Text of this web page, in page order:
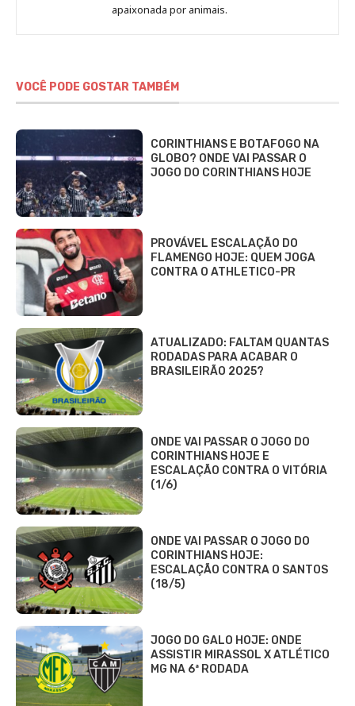
Fabbri
apaixonada por animais.
VOCÊ PODE GOSTAR TAMBÉM
CORINTHIANS E BOTAFOGO NA
GLOBO? ONDE VAI PASSAR O
JOGO DO CORINTHIANS HOJE
PROVÁVEL ESCALAÇÃO DO
FLAMENGO HOJE: QUEM JOGA
CONTRA O ATHLETICO-PR
ATUALIZADO: FALTAM QUANTAS
RODADAS PARA ACABAR O
BRASILEIRÃO 2025?
ONDE VAI PASSAR O JOGO DO
CORINTHIANS HOJE E
ESCALAÇÃO CONTRA O VITÓRIA
(1/6)
ONDE VAI PASSAR O JOGO DO
CORINTHIANS HOJE:
ESCALAÇÃO CONTRA O SANTOS
(18/5)
JOGO DO GALO HOJE: ONDE
ASSISTIR MIRASSOL X ATLÉTICO
MG NA 6ª RODADA